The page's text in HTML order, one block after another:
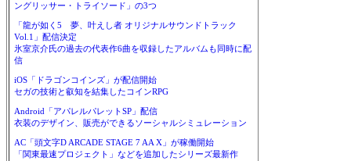
ングリッサー・トライソード」の3つ
「龍が如く5 夢、叶えし者 オリジナルサウンドトラック
Vol.1」配信決定
氷室京介氏の過去の代表作6曲を収録したアルバムも同時に配
信
iOS「ドラゴンコインズ」が配信開始
セガの技術と叡知を結集したコインRPG
Android「アパレルパレットSP」配信
衣装のデザイン、販売ができるソーシャルシミュレーション
AC「頭文字D ARCADE STAGE 7 AA X」が稼働開始
「関東最速プロジェクト」などを追加したシリーズ最新作